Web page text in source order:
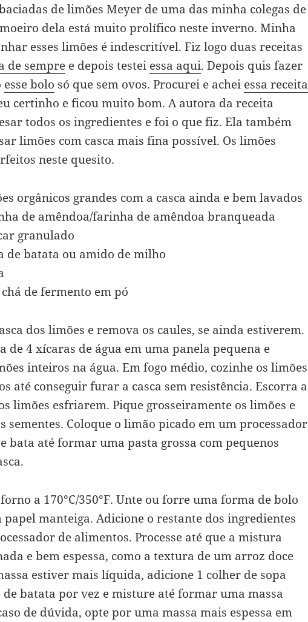
de limões Meyer de uma das minha colegas de
dela está muito prolífico neste inverno. Minha
esses limões é indescritível. Fiz logo duas receitas
de sempre e depois testei essa aqui. Depois quis fazer
esse bolo só que sem ovos. Procurei e achei essa receita
certinho e ficou muito bom. A autora da receita
todos os ingredientes e foi o que fiz. Ela também
limões com casca mais fina possível. Os limões
neste quesito.
orgânicos grandes com a casca ainda e bem lavados
de amêndoa/farinha de amêndoa branqueada
granulado
de batata ou amido de milho
de fermento em pó
dos limões e remova os caules, se ainda estiverem.
de 4 xícaras de água em uma panela pequena e
inteiros na água. Em fogo médio, cozinhe os limões
até conseguir furar a casca sem resistência. Escorra a
limões esfriarem. Pique grosseiramente os limões e
sementes. Coloque o limão picado em um processador
bata até formar uma pasta grossa com pequenos
a 170°C/350°F. Unte ou forre uma forma de bolo
papel manteiga. Adicione o restante dos ingredientes
de alimentos. Processe até que a mistura
e bem espessa, como a textura de um arroz doce
estiver mais líquida, adicione 1 colher de sopa
de batata por vez e misture até formar uma massa
de dúvida, opte por uma massa mais espessa em